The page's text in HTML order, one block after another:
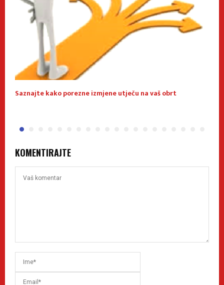
Saznajte kako porezne izmjene utječu na vaš obrt
KOMENTIRAJTE